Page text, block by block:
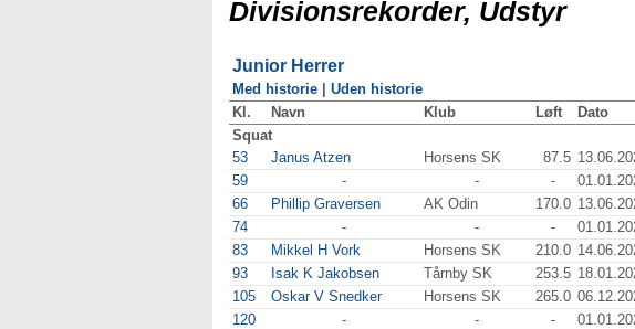
Divisionsrekorder, Udstyr
Junior Herrer
Med historie
Uden historie
Kl.
Navn Klub Løft Dato
Squat
53
Janus Atzen Horsens SK 87.5
59
- - -
66
Phillip Graversen AK Odin 170.0
74
- - -
83
Mikkel H Vork Horsens SK 210.0
93
Isak K Jakobsen Tårnby SK 253.5
105
Oskar V Snedker Horsens SK 265.0
120
- - -